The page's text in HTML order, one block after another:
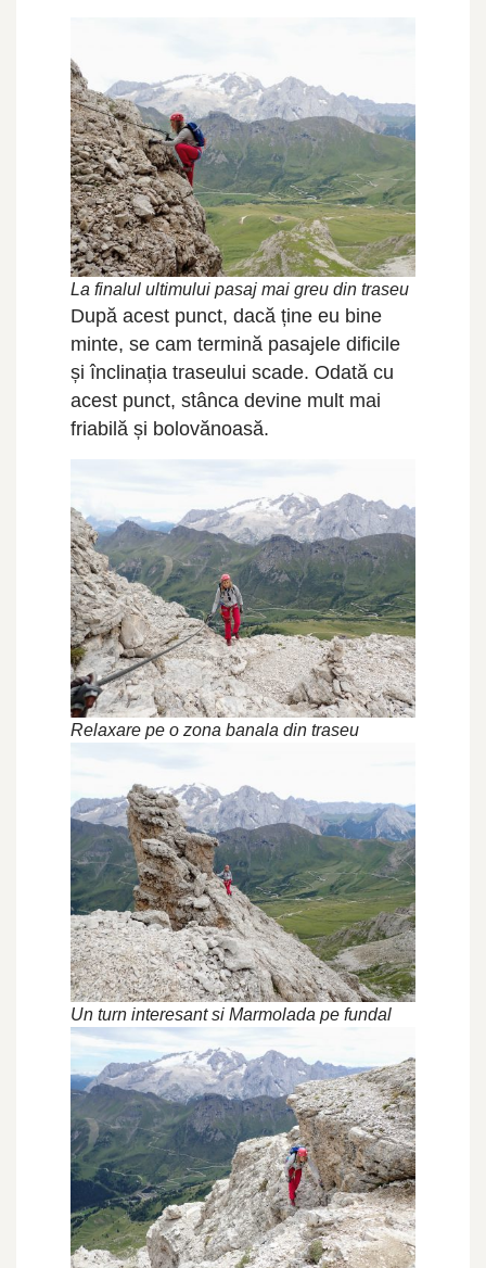
La finalul ultimului pasaj mai greu din traseu
După acest punct, dacă ține eu bine
minte, se cam termină pasajele dificile
și înclinația traseului scade. Odată cu
acest punct, stânca devine mult mai
friabilă și bolovănoasă.
Relaxare pe o zona banala din traseu
Un turn interesant si Marmolada pe fundal